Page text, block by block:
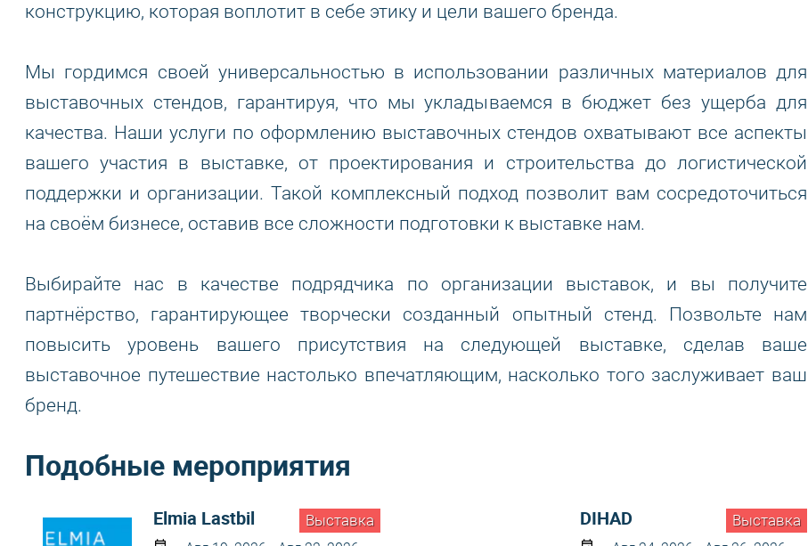
конструкцию, которая воплотит в себе этику и цели вашего бренда.
Мы гордимся своей универсальностью в использовании различных материалов для
выставочных стендов, гарантируя, что мы укладываемся в бюджет без ущерба для
качества. Наши услуги по оформлению выставочных стендов охватывают все аспекты
вашего участия в выставке, от проектирования и строительства до логистической
поддержки и организации. Такой комплексный подход позволит вам сосредоточиться
на своём бизнесе, оставив все сложности подготовки к выставке нам.
Выбирайте нас в качестве подрядчика по организации выставок, и вы получите
партнёрство, гарантирующее творчески созданный опытный стенд. Позвольте нам
повысить уровень вашего присутствия на следующей выставке, сделав ваше
выставочное путешествие настолько впечатляющим, насколько того заслуживает ваш
бренд.
Подобные мероприятия
Выставка
Elmia Lastbil Выставка
DIHAD